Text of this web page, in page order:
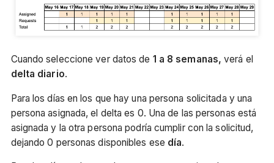
Cuando seleccione ver datos de 1 a 8 semanas, verá el
delta diario.
Para los días en los que hay una persona solicitada y una
persona asignada, el delta es 0. Una de las personas está
asignada y la otra persona podría cumplir con la solicitud,
dejando 0 personas disponibles ese día.